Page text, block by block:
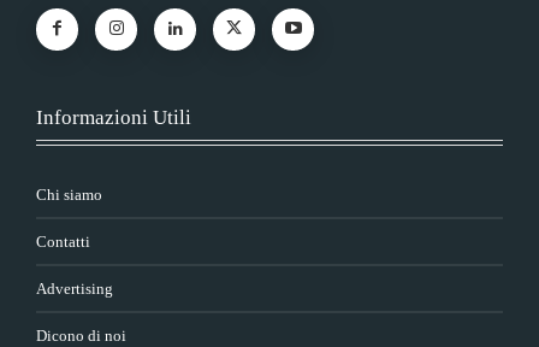
Informazioni Utili
Chi siamo
Contatti
Advertising
Dicono di noi